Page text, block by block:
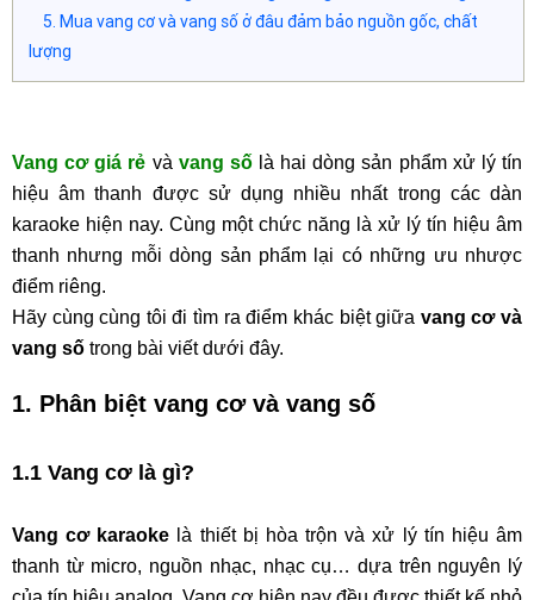
5. Mua vang cơ và vang số ở đâu đảm bảo nguồn gốc, chất
lượng
Vang cơ giá rẻ và vang sốlà hai dòng sản phẩm xử lý tín
hiệu âm thanh được sử dụng nhiều nhất trong các dàn
karaoke hiện nay. Cùng một chức năng là xử lý tín hiệu âm
thanh nhưng mỗi dòng sản phẩm lại có những ưu nhược
điểm riêng.
Hãy cùng cùng tôi đi tìm ra điểm khác biệt giữa vang cơ và
vang số trong bài viết dưới đây.
1. Phân biệt vang cơ và vang số
1.1 Vang cơ là gì?
Vang cơ karaoke là thiết bị hòa trộn và xử lý tín hiệu âm
thanh từ micro, nguồn nhạc, nhạc cụ… dựa trên nguyên lý